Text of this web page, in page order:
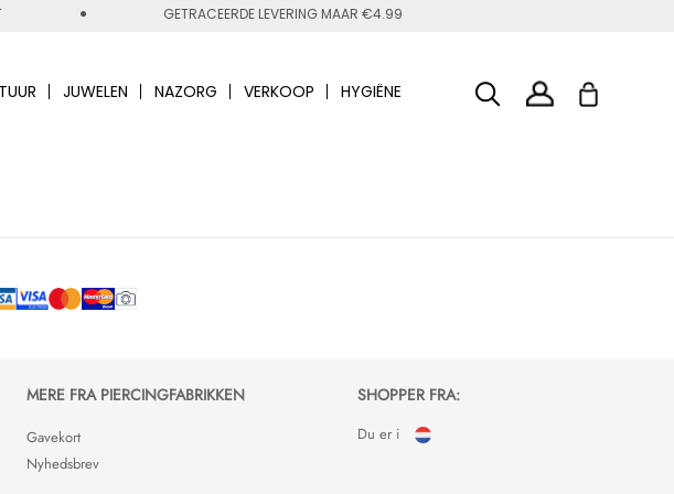
GETRACEERDE LEVERING MAAR €4.99
JUWELEN NAZORG VERKOOP HYGIËNE
MERE FRA PIERCINGFABRIKKEN
Gavekort
Nyhedsbrev
SHOPPER FRA:
Du er i